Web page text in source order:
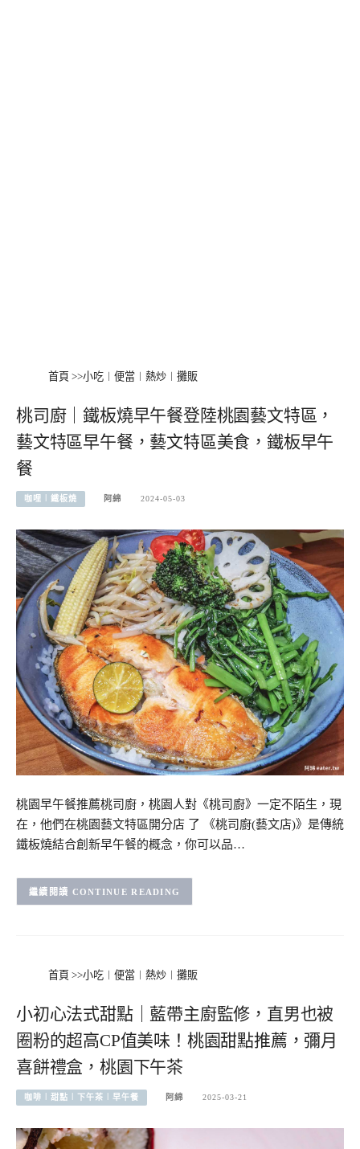
首頁 >>小吃︱便當︱熱炒︱攤販
桃司廚｜鐵板燒早午餐登陸桃園藝文特區，
藝文特區早午餐，藝文特區美食，鐵板早午
餐
咖哩︱鐵板燒 阿綿 2024-05-03
桃園早午餐推薦桃司廚，桃園人對《桃司廚》一定不陌生，現
在，他們在桃園藝文特區開分店 了 《桃司廚(藝文店)》是傳統
鐵板燒結合創新早午餐的概念，你可以品…
CONTINUE READING
首頁 >>小吃︱便當︱熱炒︱攤販
小初心法式甜點｜藍帶主廚監修，直男也被
圈粉的超高CP值美味！桃園甜點推薦，彌月
喜餅禮盒，桃園下午茶
咖啡︱甜點︱下午茶︱早午餐 阿綿 2025-03-21